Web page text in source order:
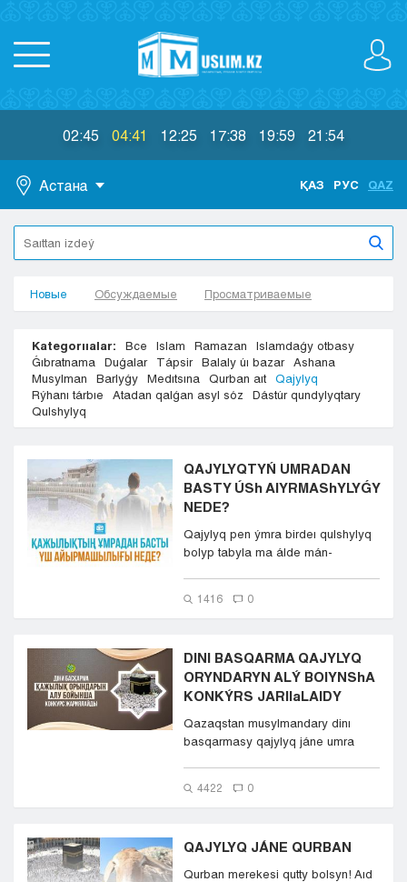
02:45 04:41 12:25 17:38 19:59 21:54
Астана
Astana
Almaty
Aktobe
Atyraý
Karaganda
Kokshetaý
Kostanaı
Kyzylorda
Petropavlovsk
Semeı
Taldykorgan
Týrkestan
Shymkent
ҚАЗ РУС QAZ
Новые Обсуждаемые Просматриваемые
Kategorııalar: Все Islam Ramazan
Islamdaǵy otbasy
Ǵıbratnama
Duǵalar Tápsir Balaly úı bazar
Ashana
Musylman
Barlyǵy Medıtsına Qurban aıt
Qajylyq
Rýhanı tárbıe
Atadan qalǵan asyl sóz
Dástúr qundylyqtary
Qulshylyq
QAJYLYQTYŃ UMRADAN
BASTY ÚSh AIYRMAShYLYǴY
NEDE?
Qajylyq pen ýmra birdeı qulshylyq
bolyp tabyla ma álde mán-
1416 0
DINI BASQARMA QAJYLYQ
ORYNDARYN ALÝ BOIYNShA
KONKÝRS JARIIaLAIDY
Qazaqstan musylmandary dinı
basqarmasy qajylyq jáne umra
4422 0
QAJYLYQ JÁNE QURBAN
Qurban merekesi qutty bolsyn! Aıd